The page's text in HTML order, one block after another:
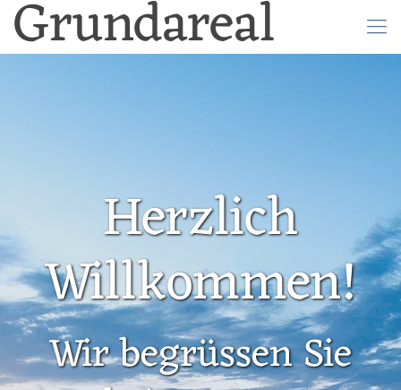
Grundareal
Herzlich
Willkommen!
Wir begrüssen Sie